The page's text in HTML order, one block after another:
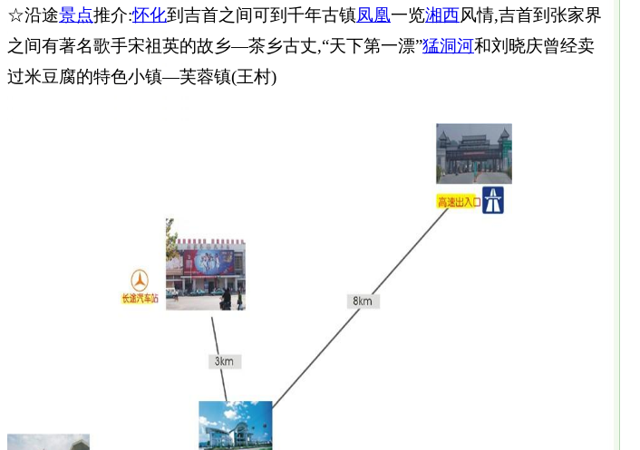
☆沿途景点推介:怀化到吉首之间可到千年古镇凤凰一览湘西风情,吉首到张家界
之间有著名歌手宋祖英的故乡—茶乡古丈,“天下第一漂”猛洞河和刘晓庆曾经卖
过米豆腐的特色小镇—芙蓉镇(王村)